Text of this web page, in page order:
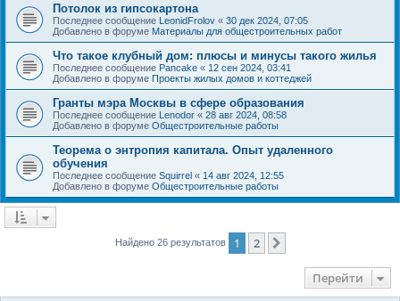
Потолок из гипсокартона
Последнее сообщение LeonidFrolov « 30 дек 2024, 07:05
Добавлено в форуме Материалы для общестроительных работ
Что такое клубный дом: плюсы и минусы такого жилья
Последнее сообщение Pancake « 12 сен 2024, 03:41
Добавлено в форуме Проекты жилых домов и коттеджей
Гранты мэра Москвы в сфере образования
Последнее сообщение Lenodor « 28 авг 2024, 08:58
Добавлено в форуме Общестроительные работы
Теорема о энтропия капитала. Опыт удаленного
обучения
Последнее сообщение Squirrel « 14 авг 2024, 12:55
Добавлено в форуме Общестроительные работы
Найдено 26 результатов 1 2
Перейти